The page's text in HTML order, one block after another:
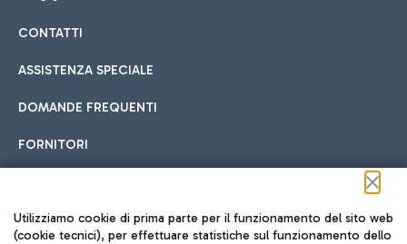
Cucina Internazionale
Hotel in aeroporto
Scegli l'alloggio più adatto e approfitta della vicinanza
all'aeroporto.
Car sharing
Con il Car Sharing è ancora più facile spostarsi
CONTATTI
ASSISTENZA SPECIALE
DOMANDE FREQUENTI
FORNITORI
Seguici sui social
Utilizziamo cookie di prima parte per il funzionamento del sito web
(cookie tecnici), per effettuare statistiche sul funzionamento dello